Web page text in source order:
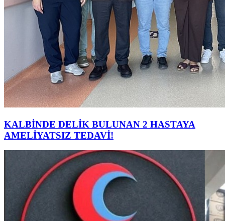
KALBİNDE DELİK BULUNAN 2 HASTAYA
AMELİYATSIZ TEDAVİ!